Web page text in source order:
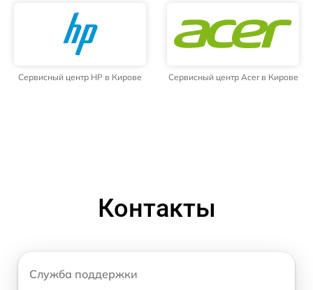
Сервисный центр HP в Кирове Сервисный центр Acer в Кирове
Контакты
Служба поддержки